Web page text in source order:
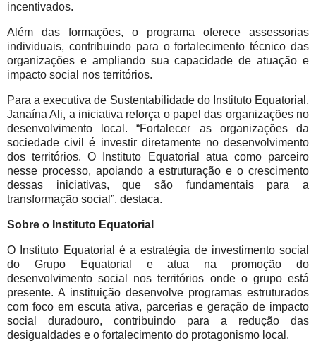
incentivados.
Além das formações, o programa oferece assessorias
individuais, contribuindo para o fortalecimento técnico das
organizações e ampliando sua capacidade de atuação e
impacto social nos territórios.
Para a executiva de Sustentabilidade do Instituto Equatorial,
Janaína Ali, a iniciativa reforça o papel das organizações no
desenvolvimento local. “Fortalecer as organizações da
sociedade civil é investir diretamente no desenvolvimento
dos territórios. O Instituto Equatorial atua como parceiro
nesse processo, apoiando a estruturação e o crescimento
dessas iniciativas, que são fundamentais para a
transformação social”, destaca.
Sobre o Instituto Equatorial
O Instituto Equatorial é a estratégia de investimento social
do Grupo Equatorial e atua na promoção do
desenvolvimento social nos territórios onde o grupo está
presente. A instituição desenvolve programas estruturados
com foco em escuta ativa, parcerias e geração de impacto
social duradouro, contribuindo para a redução das
desigualdades e o fortalecimento do protagonismo local.